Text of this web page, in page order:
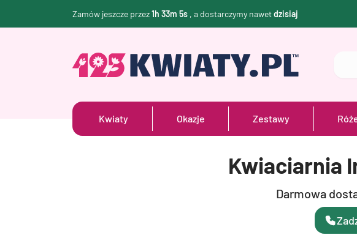
Zamów jeszcze przez1h 33m 4s , a dostarczymy nawetdzisiaj
Kwiaty Okazje Zestawy
Kwiaciarnia
Darmowa